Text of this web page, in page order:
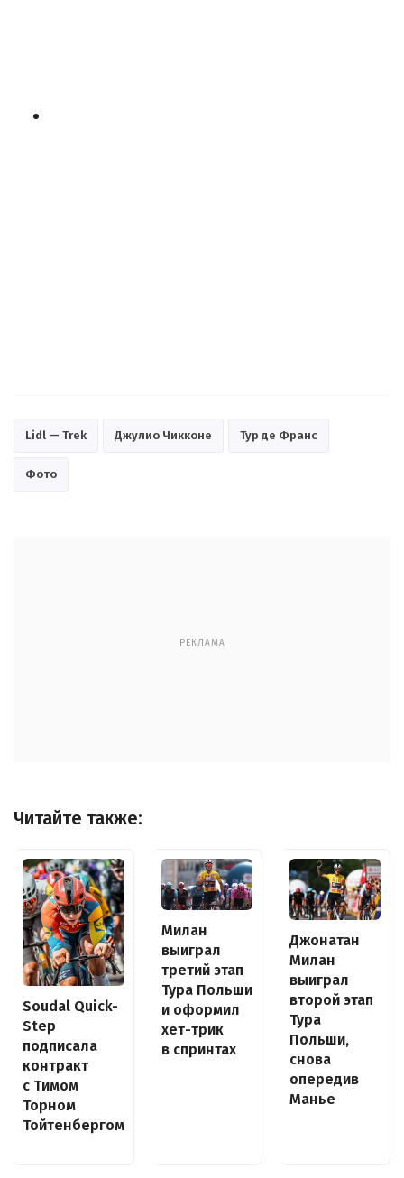
Lidl — Trek Джулио Чикконе Тур де Франс
Фото
РЕКЛАМА
Читайте также:
Soudal Quick-
Step
подписала
контракт
с Тимом
Торном
Тойтенбергом
Милан
выиграл
третий этап
Тура Польши
и оформил
хет-трик
в спринтах
Джонатан
Милан
выиграл
второй этап
Тура
Польши,
снова
опередив
Манье